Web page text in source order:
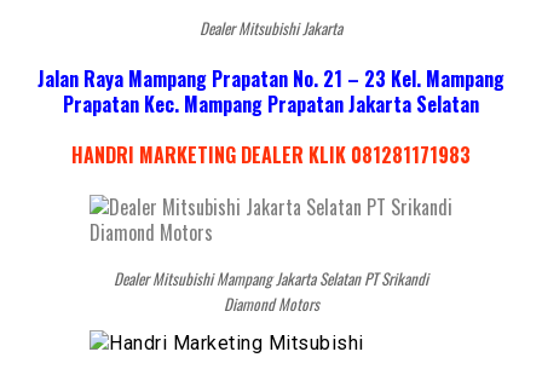
Dealer Mitsubishi Jakarta
Jalan Raya Mampang Prapatan No. 21 – 23 Kel. Mampang
Prapatan Kec. Mampang Prapatan Jakarta Selatan
HANDRI MARKETING DEALER KLIK 081281171983
Dealer Mitsubishi Mampang Jakarta Selatan PT Srikandi
Diamond Motors